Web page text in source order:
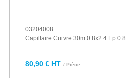
03204008
Capillaire Cuivre 30m 0.8x2.4 Ep 0.8
80,90 € HT / Pièce